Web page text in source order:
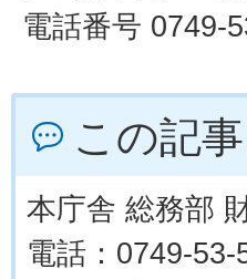
電話番号 0749-
この記
本庁舎 総務部
電話：0749-53-